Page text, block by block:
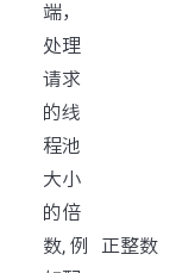
端，
处理
请求
的线
程池
大小
的倍
数, 例
正整数